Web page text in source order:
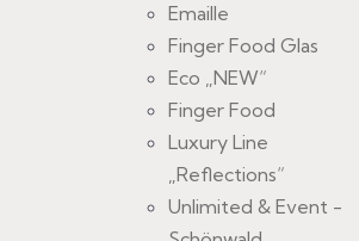
Emaille
Finger Food Glas
Eco „NEW“
Finger Food
Luxury Line
„Reflections“
Unlimited & Event -